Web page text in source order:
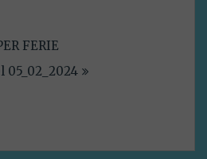
FERIE
05_02_2024